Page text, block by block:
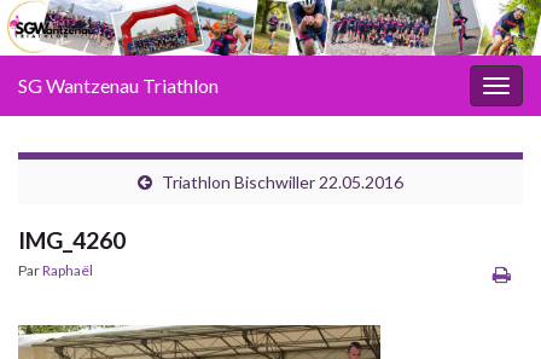
SG Wantzenau Triathlon
Triathlon Bischwiller 22.05.2016
IMG_4260
ParRaphaël